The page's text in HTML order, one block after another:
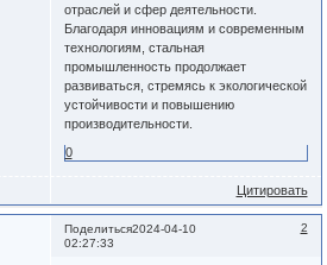
отраслей и сфер деятельности.
Благодаря инновациям и современным
технологиям, стальная
промышленность продолжает
развиваться, стремясь к экологической
устойчивости и повышению
производительности.
0
Цитировать
Поделиться 2
2024-04-10
02:27:33